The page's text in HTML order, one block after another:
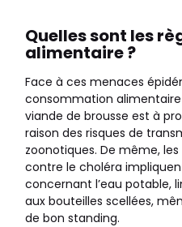
Quelles sont les
alimentaire ?
Face à ces menaces
consommation alimentaire
viande de brousse est à
raison des risques de
zoonotiques. De même,
contre le choléra
concernant l’eau potable,
aux bouteilles scellées,
de bon standing.